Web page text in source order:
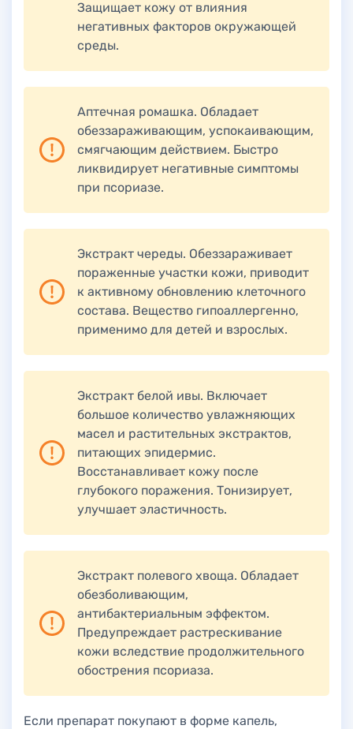
Защищает кожу от влияния
негативных факторов окружающей
среды.
Аптечная ромашка. Обладает
обеззараживающим, успокаивающим,
смягчающим действием. Быстро
ликвидирует негативные симптомы
при псориазе.
Экстракт череды. Обеззараживает
пораженные участки кожи, приводит
к активному обновлению клеточного
состава. Вещество гипоаллергенно,
применимо для детей и взрослых.
Экстракт белой ивы. Включает
большое количество увлажняющих
масел и растительных экстрактов,
питающих эпидермис.
Восстанавливает кожу после
глубокого поражения. Тонизирует,
улучшает эластичность.
Экстракт полевого хвоща. Обладает
обезболивающим,
антибактериальным эффектом.
Предупреждает растрескивание
кожи вследствие продолжительного
обострения псориаза.
Если препарат покупают в форме капель,